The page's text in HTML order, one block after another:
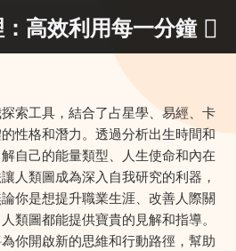
高效利用每一分鐘
索工具，結合了占星學、易經、卡
性格和潛力。透過分析出生時間和
自己的能量類型、人生使命和內在
人類圖成為深入自我研究的利器，
你是想提升職業生涯、改善人際關
類圖都能提供寶貴的見解和指導。
你開啟新的思維和行動路徑，幫助